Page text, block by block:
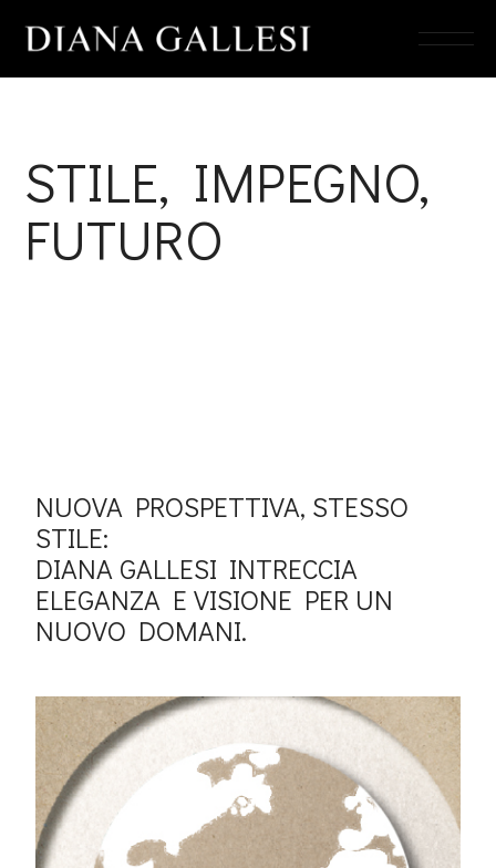
STILE, IMPEGNO,
FUTURO
NUOVA PROSPETTIVA, STESSO
STILE:
DIANA GALLESI INTRECCIA
ELEGANZA E VISIONE PER UN
NUOVO DOMANI.